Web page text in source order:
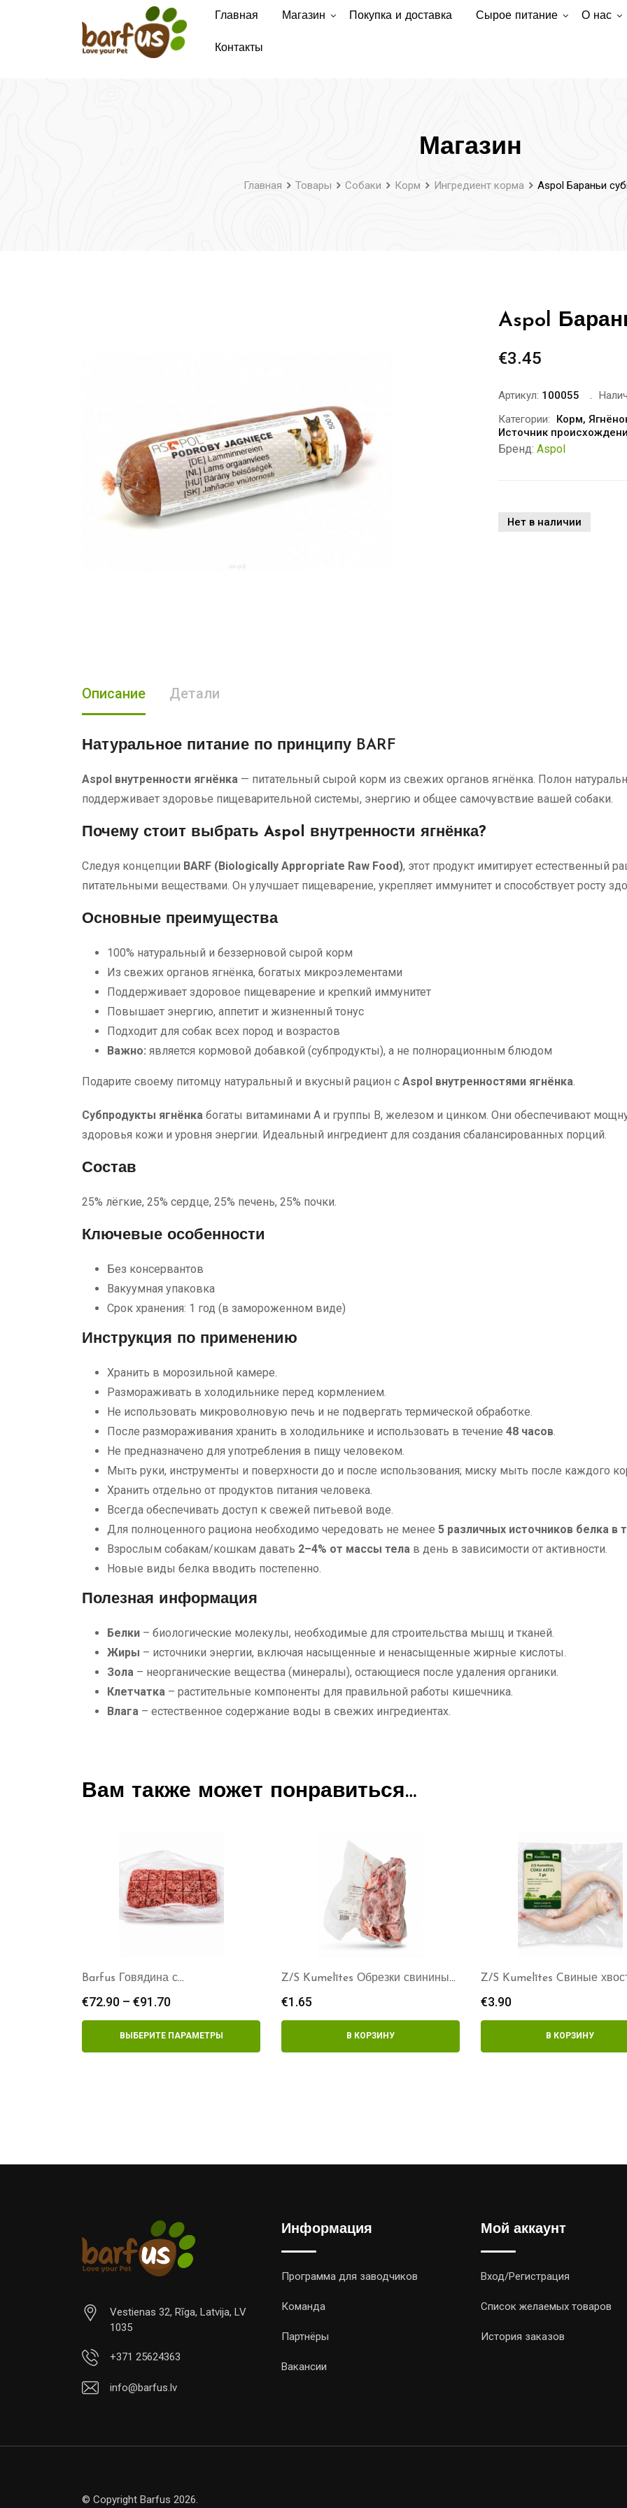
Главная Магазин Покупка и доставка Сырое питание О нас
Контакты
Магазин
Главная Товары Собаки Корм Ингредиент корма Aspol Бараньи
Aspol
€3.45
Артикул: 100055
Категории:
Корм,
Источник
Бренд: Aspol
Нет в наличии
Описание Детали
Натуральное питание по принципу BARF
Aspol внутренности ягнёнка — питательный сырой корм из свежих органов ягнёнка. Полон
поддерживает здоровье пищеварительной системы, энергию и общее самочувствие вашей собаки.
Почему стоит выбрать Aspol внутренности ягнёнка?
Следуя концепции BARF (Biologically Appropriate Raw Food), этот продукт имитирует естественный
питательными веществами. Он улучшает пищеварение, укрепляет иммунитет и способствует росту
Основные преимущества
100% натуральный и беззерновой сырой корм
Из свежих органов ягнёнка, богатых микроэлементами
Поддерживает здоровое пищеварение и крепкий иммунитет
Повышает энергию, аппетит и жизненный тонус
Подходит для собак всех пород и возрастов
Важно: является кормовой добавкой (субпродукты), а не полнорационным блюдом
Подарите своему питомцу натуральный и вкусный рацион с Aspol внутренностями ягнёнка.
Субпродукты ягнёнка богаты витаминами A и группы B, железом и цинком. Они обеспечивают
здоровья кожи и уровня энергии. Идеальный ингредиент для создания сбалансированных порций.
Состав
25% лёгкие, 25% сердце, 25% печень, 25% почки.
Ключевые особенности
Без консервантов
Вакуумная упаковка
Срок хранения: 1 год (в замороженном виде)
Инструкция по применению
Хранить в морозильной камере.
Размораживать в холодильнике перед кормлением.
Не использовать микроволновую печь и не подвергать термической обработке.
После размораживания хранить в холодильнике и использовать в течение 48 часов.
Не предназначено для употребления в пищу человеком.
Мыть руки, инструменты и поверхности до и после использования; миску мыть после каждого
Хранить отдельно от продуктов питания человека.
Всегда обеспечивать доступ к свежей питьевой воде.
Для полноценного рациона необходимо чередовать не менее 5 различных источников белка в
Взрослым собакам/кошкам давать 2–4% от массы тела в день в зависимости от активности.
Новые виды белка вводить постепенно.
Полезная информация
Белки – биологические молекулы, необходимые для строительства мышц и тканей.
Жиры – источники энергии, включая насыщенные и ненасыщенные жирные кислоты.
Зола – неорганические вещества (минералы), остающиеся после удаления органики.
Клетчатка – растительные компоненты для правильной работы кишечника.
Влага – естественное содержание воды в свежих ингредиентах.
Вам также может понравиться…
Barfus Говядина с
€72.90 – €91.70
цен:
€72.90
–
ВЫБЕРИТЕ ПАРАМЕТРЫ
Z/S Kumelītes Обрезки свинины
€1.65
В КОРЗИНУ
Z/S Kumelītes Cвиные
€3.90
В КОРЗИНУ
Vestienas 32, Rīga, Latvija, LV
1035
+371 25624363
info@barfus.lv
Информация
Программа для заводчиков
Команда
Партнёры
Вакансии
Мой аккаунт
Вход/Регистрация
Список желаемых товаров
История заказов
© Copyright Barfus 2026.